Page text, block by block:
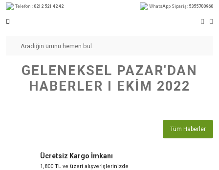
Telefon : 0212 521 42 42 WhatsApp Sipariş: 5355700960
GELENEKSEL PAZAR'DAN
HABERLER I EKIM 2022
Tüm Haberler
Ücretsiz Kargo İmkanı
1,800 TL ve üzeri alışverişlerinizde